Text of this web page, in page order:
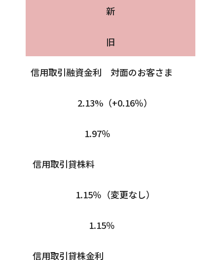
新
旧
信用取引融資金利 対面のお客さま
2.13%（+0.16％）
1.97％
信用取引貸株料
1.15％（変更なし）
1.15％
信用取引貸株金利